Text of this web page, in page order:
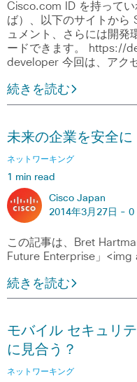
Cisco.com ID を持って
ば）、以下のサイトから
ュメント、さらには開
ードできます。 https://
developer 今回は、アク
続きを読む
未来の企業を安全に
ネットワーキング
1 min read
Cisco Japan
2014年3月27日 - 0
この記事は、Bret
Future Enterprise」
続きを読む
モバイル セキュリ
に見合う？
ネットワーキング